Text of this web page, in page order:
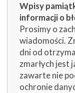
Wpisy
informacji o
Prosimy o
wiadomości.
dni od
zmarłych jest
zawarte nie
ochronie